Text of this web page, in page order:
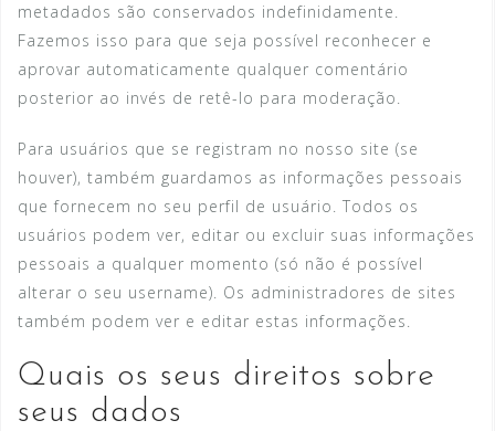
metadados são conservados indefinidamente.
Fazemos isso para que seja possível reconhecer e
aprovar automaticamente qualquer comentário
posterior ao invés de retê-lo para moderação.
Para usuários que se registram no nosso site (se
houver), também guardamos as informações pessoais
que fornecem no seu perfil de usuário. Todos os
usuários podem ver, editar ou excluir suas informações
pessoais a qualquer momento (só não é possível
alterar o seu username). Os administradores de sites
também podem ver e editar estas informações.
Quais os seus direitos sobre
seus dados